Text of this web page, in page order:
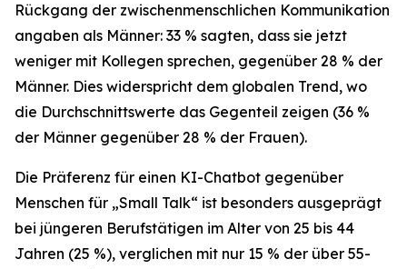
Rückgang der zwischenmenschlichen Kommunikation
angaben als Männer: 33 % sagten, dass sie jetzt
weniger mit Kollegen sprechen, gegenüber 28 % der
Männer. Dies widerspricht dem globalen Trend, wo
die Durchschnittswerte das Gegenteil zeigen (36 %
der Männer gegenüber 28 % der Frauen).
Die Präferenz für einen KI-Chatbot gegenüber
Menschen für „Small Talk“ ist besonders ausgeprägt
bei jüngeren Berufstätigen im Alter von 25 bis 44
Jahren (25 %), verglichen mit nur 15 % der über 55-